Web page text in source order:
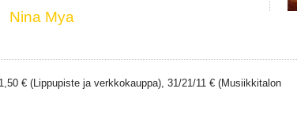
Nina Mya
€ (Lippupiste ja verkkokauppa), 31/21/11 € (Musiikkitalon